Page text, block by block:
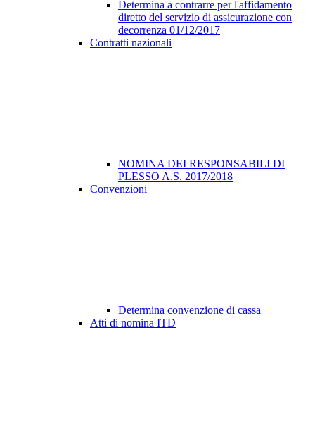
Determina a contrarre per l'affidamento
diretto del servizio di assicurazione con
decorrenza 01/12/2017
Contratti nazionali
NOMINA DEI RESPONSABILI DI
PLESSO A.S. 2017/2018
Convenzioni
Determina convenzione di cassa
Atti di nomina ITD